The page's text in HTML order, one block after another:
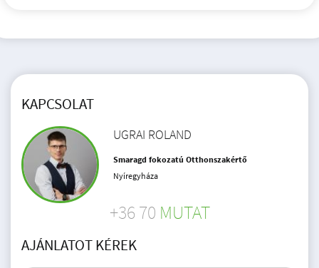
KAPCSOLAT
UGRAI ROLAND
Smaragd fokozatú Otthonszakértő
Nyíregyháza
+36 70 MUTAT
AJÁNLATOT KÉREK